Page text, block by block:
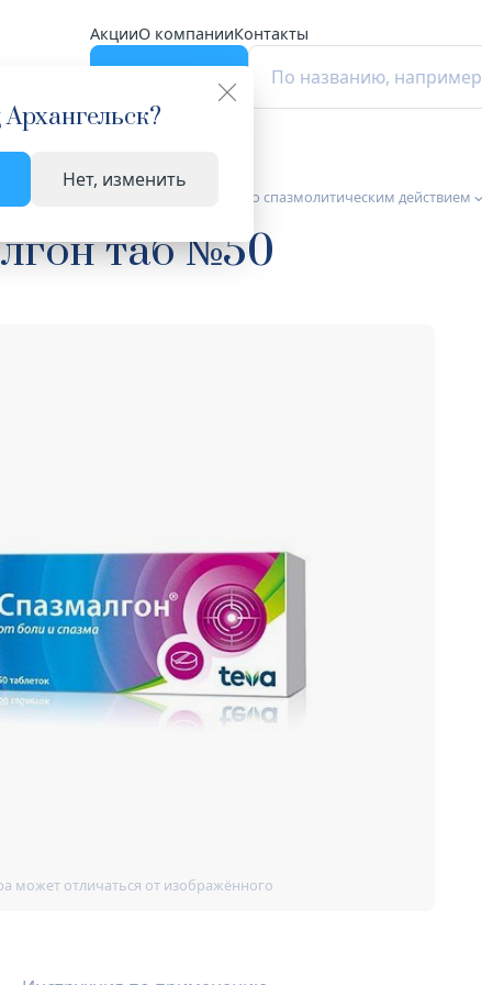
АкцииО компанииКонтакты
По названию, например
Архангельск?
Нет, изменить
Лекарства и БАД Анальгетики со спазмолитическим действием
таб №50